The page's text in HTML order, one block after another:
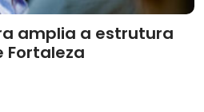
amplia a estrutura